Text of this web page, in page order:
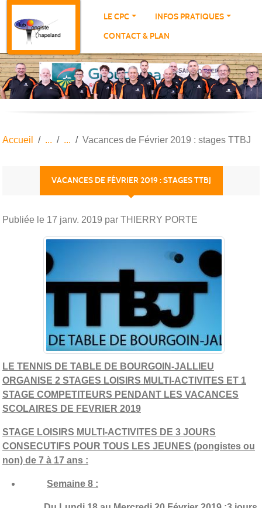
LE CPC
INFOS PRATIQUES
CONTACT & PLAN
Accueil Vacances de Février 2019 : stages TTBJ
VACANCES DE FÉVRIER 2019 : STAGES TTBJ
Publiée le 17 janv. 2019 par THIERRY PORTE
LE TENNIS DE TABLE DE BOURGOIN-JALLIEU
ORGANISE 2 STAGES LOISIRS MULTI-ACTIVITES ET 1
STAGE COMPETITEURS PENDANT LES VACANCES
SCOLAIRES DE FEVRIER 2019
STAGE LOISIRS MULTI-ACTIVITES DE 3 JOURS
CONSECUTIFS POUR TOUS LES JEUNES (pongistes ou
non) de 7 à 17 ans :
Semaine 8 :
Panneau de gestion des cookies